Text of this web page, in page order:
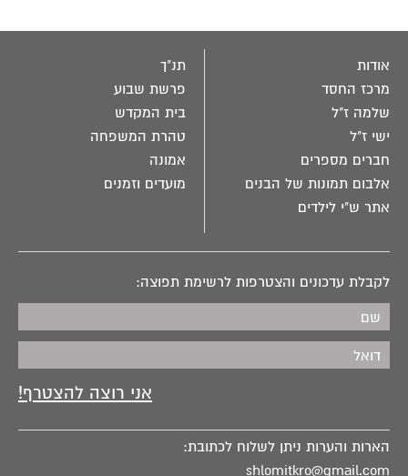
אודות
מרכז החסד
שלמה ז"ל
ישי ז"ל
חברים מספרים
אלבום תמונות של הבנים
אתר ש"י לילדים
תנ"ך
פרשת שבוע
בית המקדש
טהרת המשפחה
אמונה
מועדים וזמנים
לקבלת עדכונים והצטרפות לרשימת תפוצה:
הארות והערות ניתן לשלוח לכתובת:
shlomitkro@gmail.com